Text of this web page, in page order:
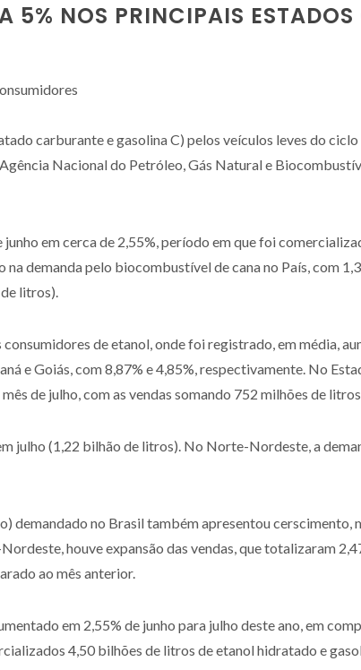
5% NOS PRINCIPAIS
carburante e gasolina C) pelos veículos leves do
Nacional do Petróleo, Gás Natural e
em cerca de 2,55%, período em que foi
demanda pelo biocombustível de cana no País, com
litros).
de etanol, onde foi registrado, em média,
e Goiás, com 8,87% e 4,85%, respectivamente. No
de julho, com as vendas somando 752 milhões de
julho (1,22 bilhão de litros). No Norte-Nordeste, a
demandado no Brasil também apresentou cerscimento,
houve expansão das vendas, que totalizaram
ao mês anterior.
em 2,55% de junho para julho deste ano, em
4,50 bilhões de litros de etanol hidratado e